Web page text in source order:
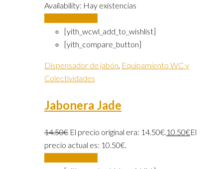
Availability: Hay existencias
[yith_wcwl_add_to_wishlist]
[yith_compare_button]
Dispensador de jabón, Equipamiento WC y
Colectividades
Jabonera Jade
14.50€ El precio original era: 14.50€.10.50€El
precio actual es: 10.50€.